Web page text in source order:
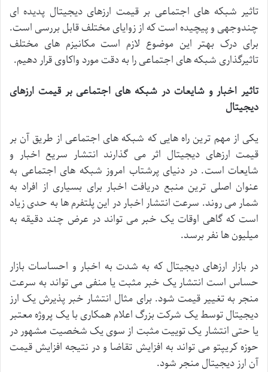
تاثیر شبکه های اجتماعی بر قیمت ارزهای دیجیتال پدیده ای
چندوجهی وپیچیده استکه از زوایایمختلفقابل بررسی است.
برای درک بهتر این موضوع لازم است مکانیزم های مختلف
تاثیرگذاری شبکههای اجتماعیرا بهدقتمورد واکاویقرار دهیم.
تاثیر اخبار و شایعات در شبکه های اجتماعی بر قیمت ارزهای
دیجیتال
یکی از مهم ترین راه هایی که شبکه های اجتماعی از طریق آن بر
قیمت ارزهای دیجیتال اثر می گذارند انتشار سریع اخبار و
شایعات است.در دنیای پرشتاب امروز شبکه های اجتماعی به
عنوان اصلی ترین منبع دریافت اخبار برای بسیاری از افراد به
شمار می روند. سرعتانتشار اخبار در اینپلتفرمها به حدیزیاد
است که گاهی اوقات یک خبر می تواند در عرض چند دقیقه به
میلیونها نفر برسد.
در بازار ارزهای دیجیتال که به شدت به اخبار و احساسات بازار
حساس است انتشار یک خبر مثبتیا منفی میتواند به سرعت
منجر به تغییر قیمت شود. برای مثال انتشار خبر پذیرش یک ارز
دیجیتالتوسطیک شرکتبزرگاعلامهمکاری بایکپروژهمعتبر
یا حتی انتشار یکتوییتمثبت از سوییکشخصیتمشهور در
حوزه کریپتو می تواند به افزایش تقاضا و در نتیجه افزایش قیمت
آن ارز دیجیتالمنجر شود.